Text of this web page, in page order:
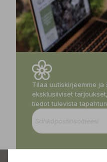
Tilaa uutiskirjeemme
eksklusiiviset
tiedot tulevista